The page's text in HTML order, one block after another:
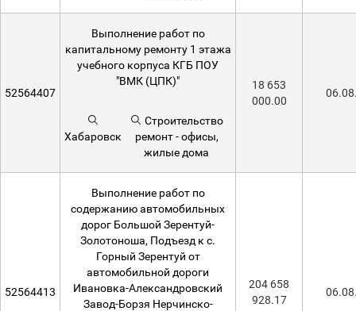
52564407
Выполнение работ по
капитальному ремонту 1 этажа
учебного корпуса КГБ ПОУ
"ВМК (ЦПК)"
Хабаровск
Строительство
ремонт - офисы,
жилые дома
18 653
000.00
52564413
Выполнение работ по
содержанию автомобильных
дорог Большой Зерентуй-
Золотоноша, Подъезд к с.
Горный Зерентуй от
автомобильной дороги
Ивановка-Александровский
Завод-Борзя Нерчинско-
204 658
928.17